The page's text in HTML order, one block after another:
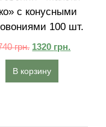
с конусными
100 шт.
грн. 1320 грн.
В корзину